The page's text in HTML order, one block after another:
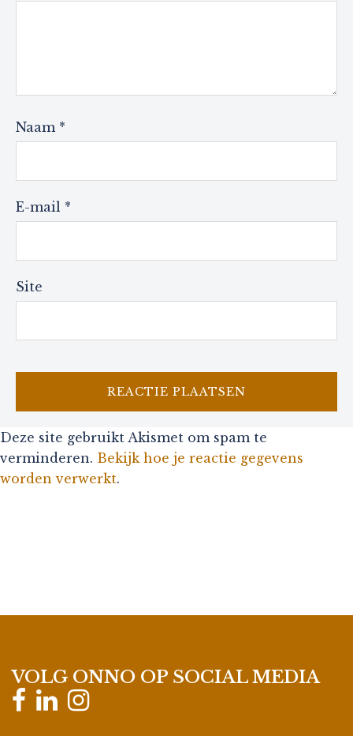
Naam *
E-mail *
Site
Deze site gebruikt Akismet om spam te
verminderen. Bekijk hoe je reactie gegevens
worden verwerkt.
VOLG ONNO OP SOCIAL MEDIA